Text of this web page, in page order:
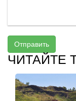
Отправить
ЧИТАЙТЕ